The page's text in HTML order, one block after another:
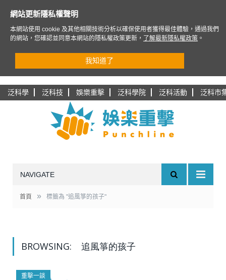
泛科學 泛科技 娛樂重擊 泛科學院 泛科活動 泛科市
NAVIGATE
首頁 » 標籤為 "追風箏的孩子"
BROWSING: 追風箏的孩子
重擊一談
網站更新隱私權聲明
本網站使用 cookie 及其他相關技術分析以確保使用者獲得最佳體驗，通過我們
的網站，您確認並同意本網站的隱私權政策更新，
了解最新隱私權政策 。
我知道了